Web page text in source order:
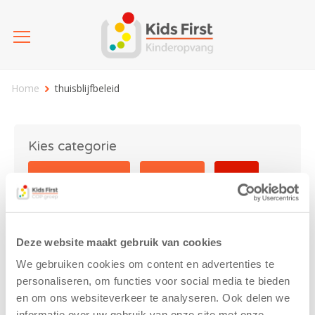
Deze website maakt gebruik van cookies
We gebruiken cookies om content en advertenties te
personaliseren, om functies voor social media te bieden
en om ons websiteverkeer te analyseren. Ook delen we
Home thuisblijfbeleid
Kies categorie
25 jaar Kids First Activiteit Blog
thuisblijfbeleid